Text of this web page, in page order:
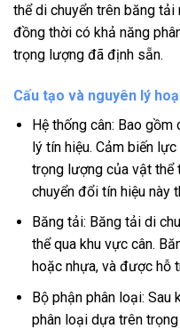
thể di chuyển trên băng
đồng thời có khả năng
trọng lượng đã định sẵn.
Cấu tạo và nguyên lý
Hệ thống cân: Bao
lý tín hiệu. Cảm biến
trọng lượng của vật thể
chuyển đổi tín hiệu này
Băng tải: Băng tải di
thể qua khu vực cân.
hoặc nhựa, và được hỗ
Bộ phận phân loại: Sau
phân loại dựa trên